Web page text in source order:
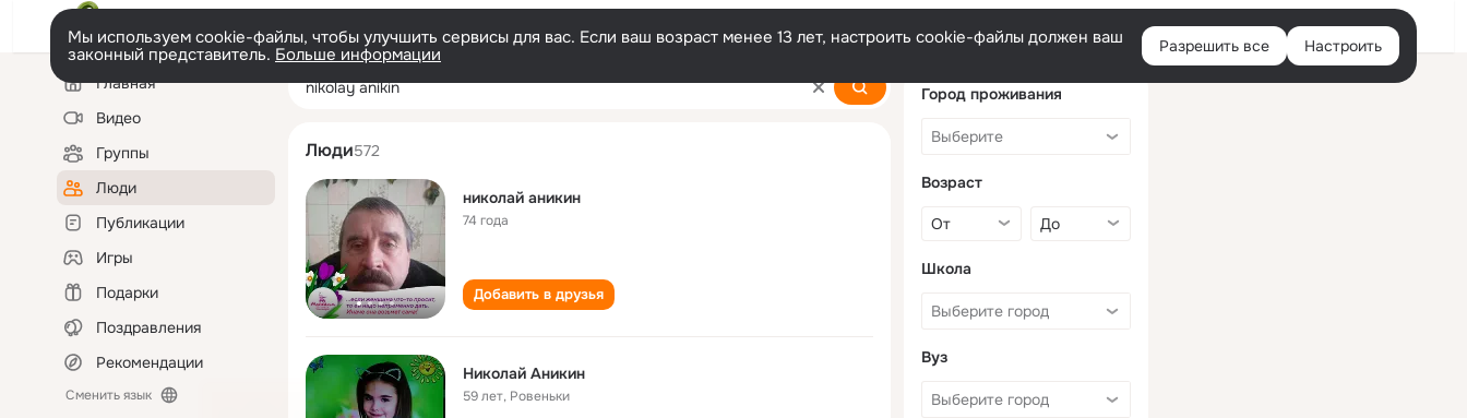
Войти
Мы используем cookie-файлы, чтобы улучшить сервисы для вас. Если ваш возраст менее 13 лет, настроить cookie-файлы должен ваш
законный представитель. Больше информации Разрешить все Настроить
Левая
колонкаГлавная
Видео
Группы
Люди
Публикации
Игры
Подарки
Поздравления
Рекомендации
Сменить язык
nikolay anikin
Люди572
николай аникин
74 года
Добавить в друзья
Николай Аникин
59 лет, Ровеньки
Город проживания
Возраст
Школа
Вуз